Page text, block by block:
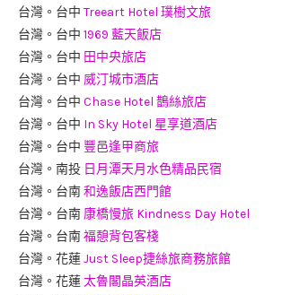
台灣。台中 Treeart Hotel 璞樹文旅
台灣。台中 1969 藍天飯店
台灣。台中 田中央旅店
台灣。台中 威汀城市酒店
台灣。台中 Chase Hotel 鵲絲旅店
台灣。台中 In Sky Hotel 星享道酒店
台灣。台中 豐邑逢甲商旅
台灣。南投 日月潭天月水色精品民宿
台灣。台南和逸飯店西門館
台灣。台南 康橋慢旅 Kindness Day Hotel
台灣。台南福憩背包客棧
台灣。花蓮Just Sleep捷絲旅商務旅館
台灣。花蓮太魯閣晶英酒店